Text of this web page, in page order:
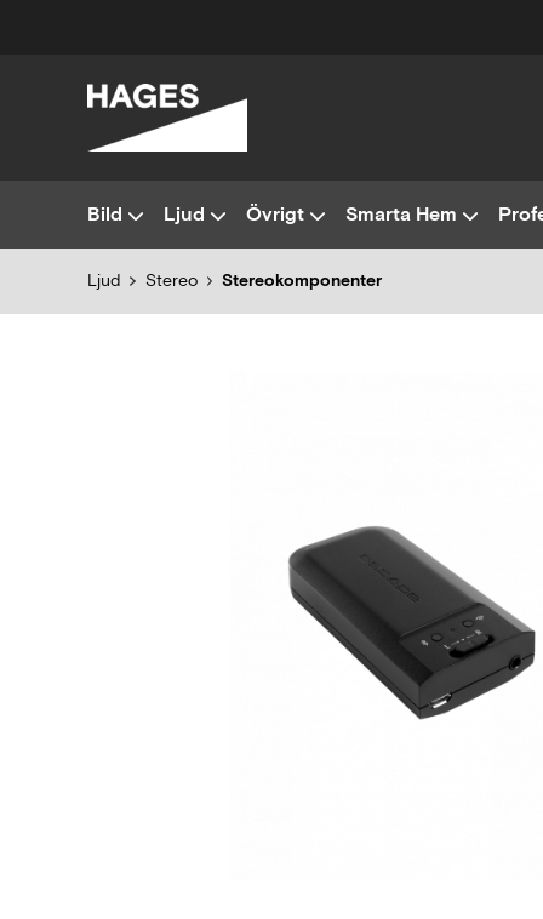
Bild Ljud Övrigt Smarta Hem
Ljud Stereo Stereokomponenter